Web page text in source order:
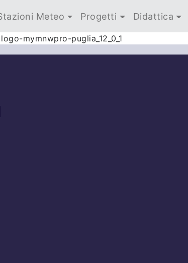
Meteo Progetti Didattica
logo-mymnwpro-puglia_12_0_1